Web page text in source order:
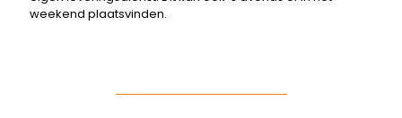
weekend plaatsvinden.